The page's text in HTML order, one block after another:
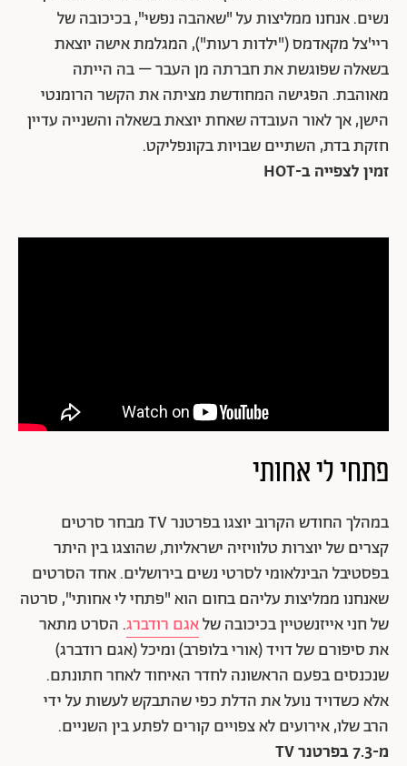
נשים. אנחנו ממליצות על "שאהבה נפשי", בכיכובה של
ריי'צל מקאדמס ("ילדות רעות"), המגלמת אישה יוצאת
בשאלה שפוגשת את חברתה מן העבר – בה הייתה
מאוהבת. הפגישה המחודשת מציתה את הקשר הרומנטי
הישן, אך לאור העובדה שאחת יוצאת בשאלה והשנייה עדיין
חזקת בדת, השתיים שבויות בקונפליקט.
זמין לצפייה ב-HOT
פתחי לי אחותי
במהלך החודש הקרוב יוצגו בפרטנר TV מבחר סרטים
קצרים של יוצרות טלוויזיה ישראליות, שהוצגו בין היתר
בפסטיבל הבינלאומי לסרטי נשים בירושלים. אחד הסרטים
שאנחנו ממליצות עליהם בחום הוא "פתחי לי אחותי", סרטה
של חני אייזנשטיין בכיכובה שלאגם רודברג. הסרט מתאר
את סיפורם של דויד (אורי בלופרב) ומיכל (אגם רודברג)
שנכנסים בפעם הראשונה לחדר האיחוד לאחר חתונתם.
אלא כשדויד נועל את הדלת כפי שהתבקש לעשות על ידי
הרב שלו, אירועים לא צפויים קורים לפתע בין השניים.
מ-7.3 בפרטנר TV